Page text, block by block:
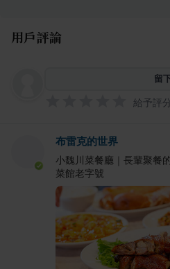
用戶評論
留
給予評
布雷克的世界
小魏川菜餐廳｜長輩聚餐
菜館老字號